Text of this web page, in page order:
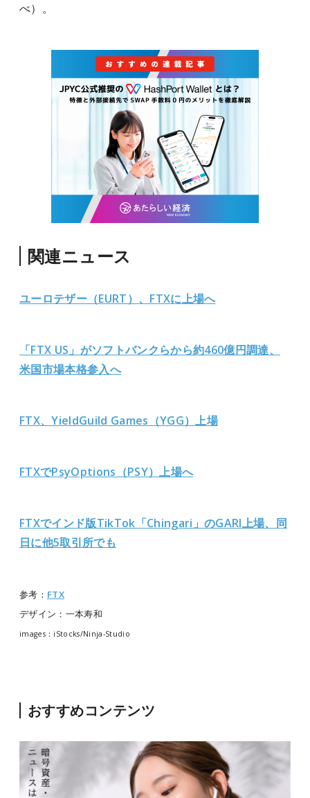
べ）。
関連ニュース
ユーロテザー（EURT）、FTXに上場へ
「FTX US」がソフトバンクらから約460億円調達、
米国市場本格参入へ
FTX、YieldGuild Games（YGG）上場
FTXでPsyOptions（PSY）上場へ
FTXでインド版TikTok「Chingari」のGARI上場、同
日に他5取引所でも
参考： FTX
デザイン：一本寿和
images：iStocks/Ninja-Studio
おすすめコンテンツ